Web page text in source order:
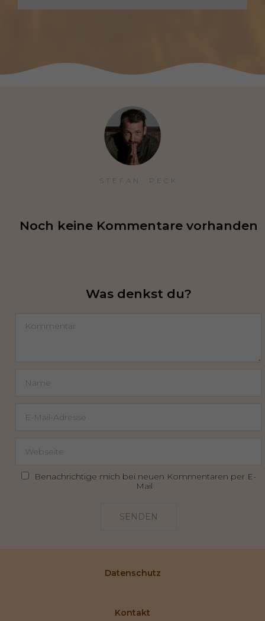
STEFAN  PECK
Noch keine Kommentare vorhanden
Was denkst du?
Benachrichtige mich bei neuen Kommentaren per E-
Mail
SENDEN
Datenschutz
Kontakt